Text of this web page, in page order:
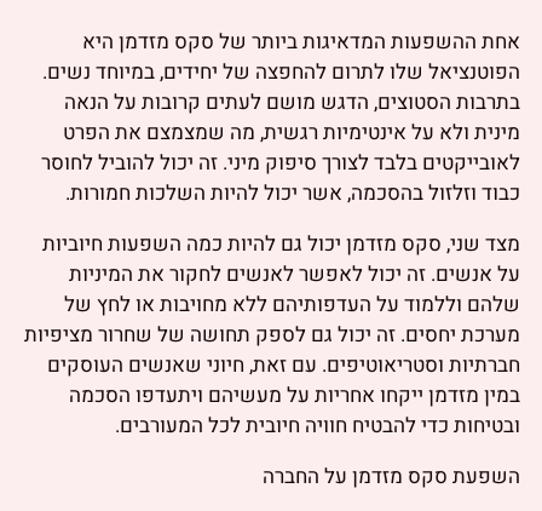
אחת ההשפעות המדאיגות ביותר של סקס מזדמן היא
הפוטנציאל שלו לתרום להחפצה של יחידים, במיוחד נשים.
בתרבות הסטוצים, הדגש מושם לעתים קרובות על הנאה
מינית ולא על אינטימיות רגשית, מה שמצמצם את הפרט
לאובייקטים בלבד לצורך סיפוק מיני. זה יכול להוביל לחוסר
כבוד וזלזול בהסכמה, אשר יכול להיות השלכות חמורות.
מצד שני, סקס מזדמן יכול גם להיות כמה השפעות חיוביות
על אנשים. זה יכול לאפשר לאנשים לחקור את המיניות
שלהם וללמוד על העדפותיהם ללא מחויבות או לחץ של
מערכת יחסים. זה יכול גם לספק תחושה של שחרור מציפיות
חברתיות וסטריאוטיפים. עם זאת, חיוני שאנשים העוסקים
במין מזדמן ייקחו אחריות על מעשיהם ויתעדפו הסכמה
ובטיחות כדי להבטיח חוויה חיובית לכל המעורבים.
השפעת סקס מזדמן על החברה